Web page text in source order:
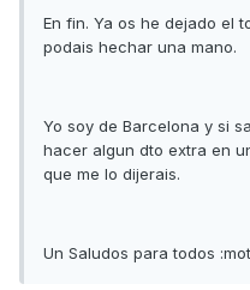
En fin. Ya os he dejado el
podais hechar una mano.
Yo soy de Barcelona y si
hacer algun dto extra en
que me lo dijerais.
Un Saludos para todos